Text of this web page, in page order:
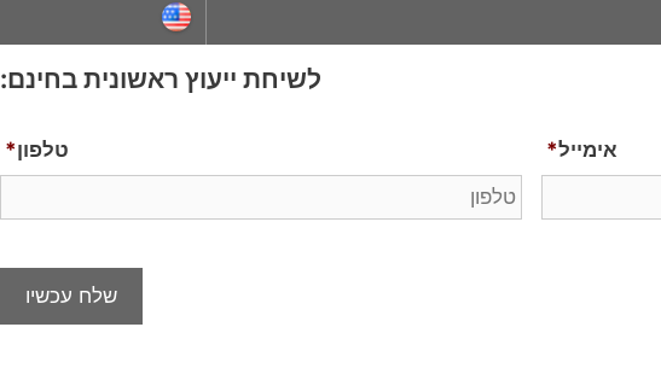
לשיחת ייעוץ ראשונית בחינם:
אימייל* טלפון*